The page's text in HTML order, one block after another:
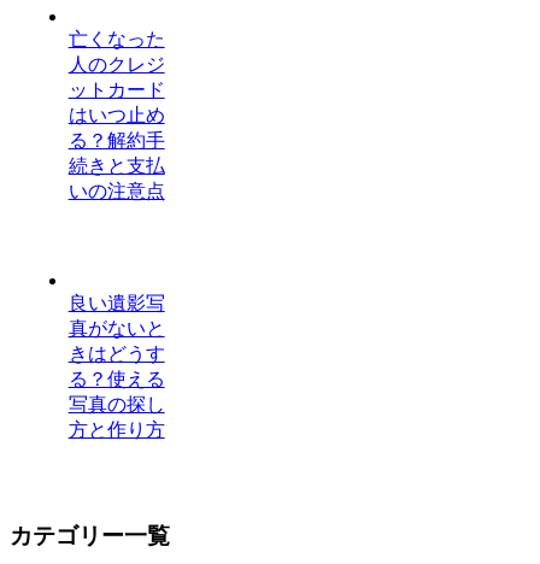
亡くなった
人のクレジ
ットカード
はいつ止め
る？解約手
続きと支払
いの注意点
良い遺影写
真がないと
きはどうす
る？使える
写真の探し
方と作り方
カテゴリー一覧